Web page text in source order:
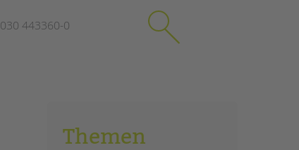
schließen
030 443360-0
SuchenThemen